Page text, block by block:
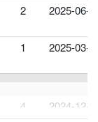
2 2025-06-
1 2025-03-
4
2024-12-